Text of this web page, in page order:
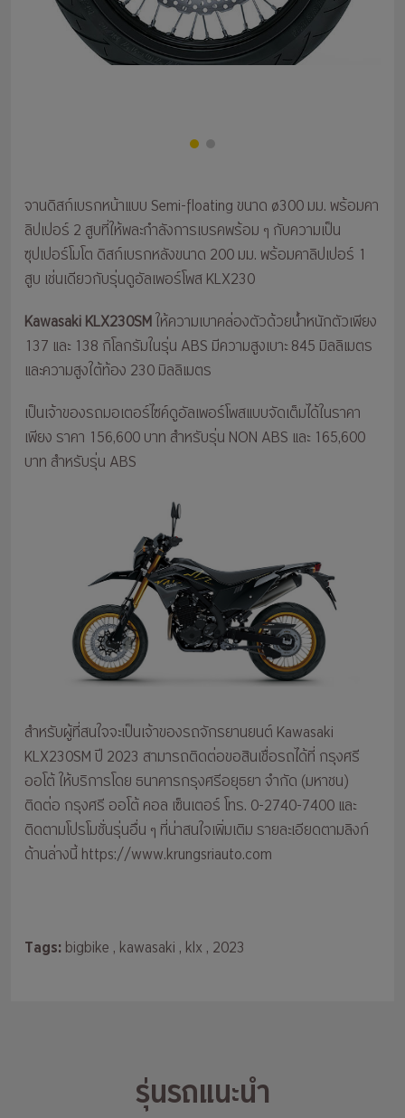
จานดิสก์เบรกหน้าแบบ Semi-floating ขนาด ø300 มม. พร้อมคา
ลิปเปอร์ 2 สูบที่ให้พละกำลังการเบรคพร้อม ๆ กับความเป็น
ซุปเปอร์โมโต ดิสก์เบรกหลังขนาด 200 มม. พร้อมคาลิปเปอร์ 1
สูบ เช่นเดียวกับรุ่นดูอัลเพอร์โพส KLX230
Kawasaki KLX230SMให้ความเบาคล่องตัวด้วยน้ำหนักตัวเพียง
137 และ 138 กิโลกรัมในรุ่น ABS มีความสูงเบาะ 845 มิลลิเมตร
และความสูงใต้ท้อง 230 มิลลิเมตร
เป็นเจ้าของรถมอเตอร์ไซค์ดูอัลเพอร์โพสแบบจัดเต็มได้ในราคา
เพียง ราคา 156,600 บาท สำหรับรุ่น NON ABS และ 165,600
บาท สำหรับรุ่น ABS
สำหรับผู้ที่สนใจจะเป็นเจ้าของรถจักรยานยนต์ Kawasaki
KLX230SM ปี 2023 สามารถติดต่อขอสินเชื่อรถได้ที่ กรุงศรี
ออโต้ ให้บริการโดย ธนาคารกรุงศรีอยุธยา จำกัด (มหาชน)
ติดต่อ กรุงศรี ออโต้ คอล เซ็นเตอร์ โทร. 0-2740-7400 และ
ติดตามโปรโมชั่นรุ่นอื่น ๆ ที่น่าสนใจเพิ่มเติม รายละเอียดตามลิงก์
ด้านล่างนี้https://www.krungsriauto.com
Tags: bigbike , kawasaki , klx , 2023
รุ่นรถแนะนำ